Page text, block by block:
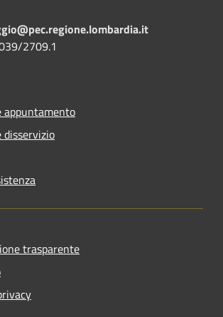
2709.1
appuntamento
disservizio
trasparente